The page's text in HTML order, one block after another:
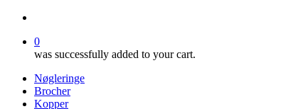
0
was successfully added to your cart.
Nøgleringe
Brocher
Kopper